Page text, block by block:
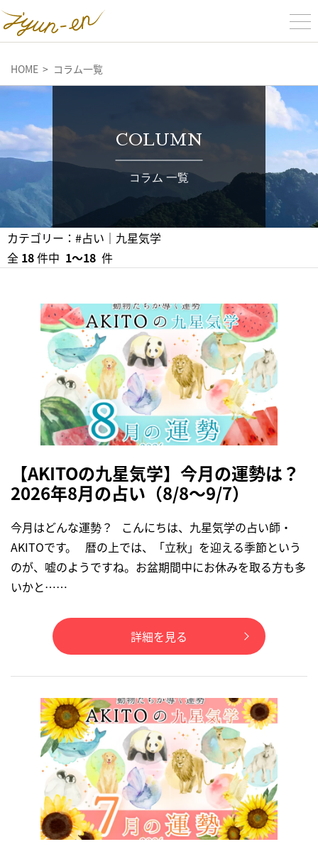
HOME コラム一覧
COLUMN
コラム 一覧
カテゴリー：#占い｜九星気学
全 18件中 1〜18 件
【AKITOの九星気学】今月の運勢は？
2026年8月の占い（8/8～9/7）
今月はどんな運勢？ こんにちは、九星気学の占い師・
AKITOです。 暦の上では、「立秋」を迎える季節という
のが、嘘のようですね。お盆期間中にお休みを取る方も多
いかと……
詳細を見る